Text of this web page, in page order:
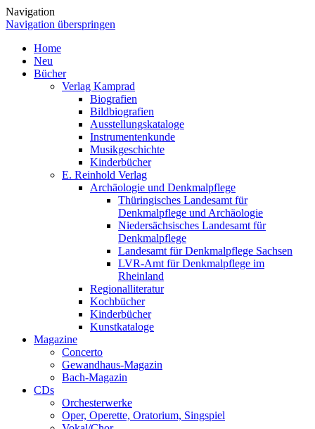
Navigation
Navigation überspringen
Home
Neu
Bücher
Verlag Kamprad
Biografien
Bildbiografien
Ausstellungskataloge
Instrumentenkunde
Musikgeschichte
Kinderbücher
E. Reinhold Verlag
Archäologie und Denkmalpflege
Thüringisches Landesamt für
Denkmalpflege und Archäologie
Niedersächsisches Landesamt für
Denkmalpflege
Landesamt für Denkmalpflege Sachsen
LVR-Amt für Denkmalpflege im
Rheinland
Regionalliteratur
Kochbücher
Kinderbücher
Kunstkataloge
Magazine
Concerto
Gewandhaus-Magazin
Bach-Magazin
CDs
Orchesterwerke
Oper, Operette, Oratorium, Singspiel